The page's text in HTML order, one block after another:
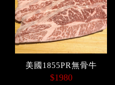
美國1855PR無骨牛
$1980